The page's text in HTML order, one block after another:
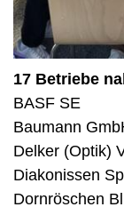
17 Betriebe
BASF SE
Baumann
Delker (Optik)
Diakonissen
Dornröschen